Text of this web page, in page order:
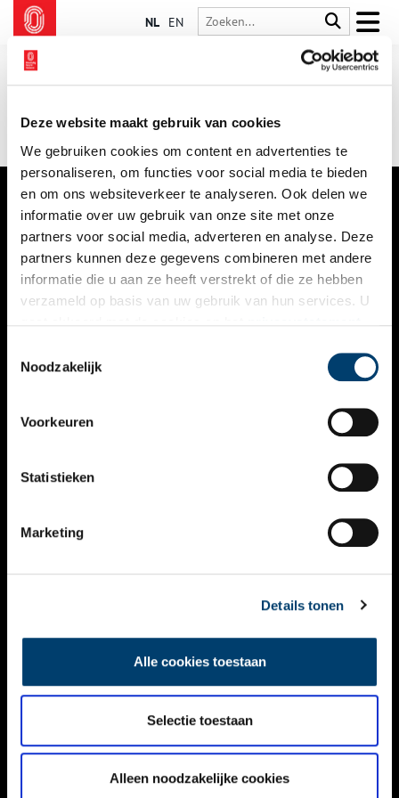
Deze website maakt gebruik van cookies
We gebruiken cookies om content en advertenties te
personaliseren, om functies voor social media te bieden
en om ons websiteverkeer te analyseren. Ook delen we
informatie over uw gebruik van onze site met onze
partners voor social media, adverteren en analyse. Deze
partners kunnen deze gegevens combineren met andere
informatie die u aan ze heeft verstrekt of die ze hebben
verzameld op basis van uw gebruik van hun services. U
Noodzakelijk
Voorkeuren
Statistieken
Marketing
Details tonen
Alle cookies toestaan
Selectie toestaan
Alleen noodzakelijke cookies
NL EN
VERHALEN
NIEUWS
KALENDER
ACTIVITEITEN
NIEUWSBRIEF
DISCLAIMER
TOEGANKELIJKHEID
Volg ONH op social media